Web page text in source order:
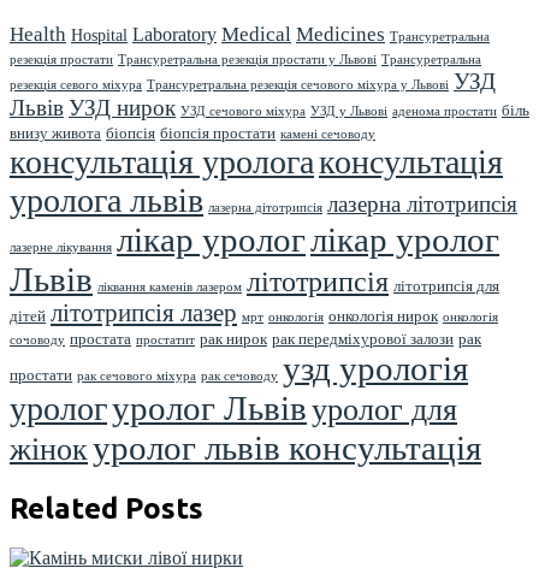
Health Hospital Laboratory Medical Medicines Трансуретральна
резекція простати Трансуретральна резекція простати у Львові Трансуретральна
резекція севого міхура Трансуретральна резекція сечового міхура у Львові УЗД
ЛьвівУЗД нирок УЗД сечового міхура УЗД у Львові аденома простати біль
внизу живота біопсія біопсія простати камені сечоводу
консультація урологаконсультація
уролога львів лазерна дітотрипсія лазерна літотрипсія
лазерне лікування лікар урологлікар уролог
Львів ліквання каменів лазером літотрипсія літотрипсія для
дітей літотрипсія лазер мрт онкологія онкологія нирок онкологія
сочоводу простата простатит рак нирок рак передміхурової залози рак
простати рак сечового міхура рак сечоводу узд урологія
урологуролог Львівуролог для
жінокуролог львів консультація
Related Posts